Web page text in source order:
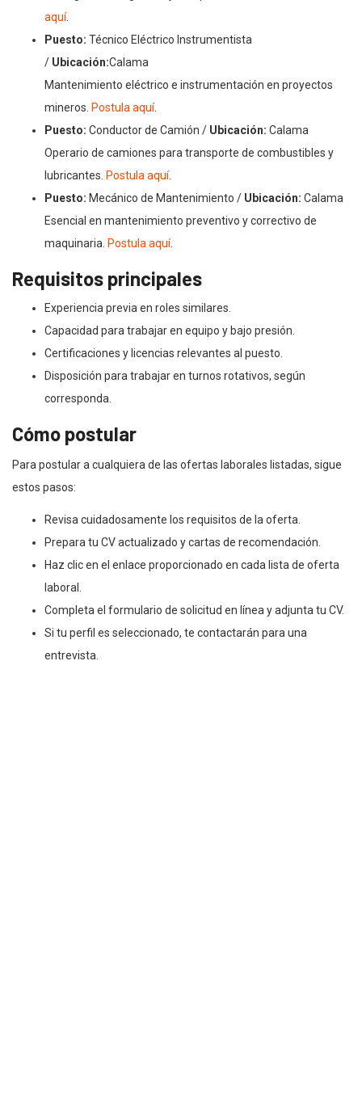
aquí.
Puesto: Técnico Eléctrico Instrumentista
/ Ubicación:Calama
Mantenimiento eléctrico e instrumentación en proyectos
mineros. Postula aquí.
Puesto: Conductor de Camión / Ubicación: Calama
Operario de camiones para transporte de combustibles y
lubricantes. Postula aquí.
Puesto: Mecánico de Mantenimiento / Ubicación: Calama
Esencial en mantenimiento preventivo y correctivo de
maquinaria. Postula aquí.
Requisitos principales
Experiencia previa en roles similares.
Capacidad para trabajar en equipo y bajo presión.
Certificaciones y licencias relevantes al puesto.
Disposición para trabajar en turnos rotativos, según
corresponda.
Cómo postular
Para postular a cualquiera de las ofertas laborales listadas, sigue
estos pasos:
Revisa cuidadosamente los requisitos de la oferta.
Prepara tu CV actualizado y cartas de recomendación.
Haz clic en el enlace proporcionado en cada lista de oferta
laboral.
Completa el formulario de solicitud en línea y adjunta tu CV.
Si tu perfil es seleccionado, te contactarán para una
entrevista.